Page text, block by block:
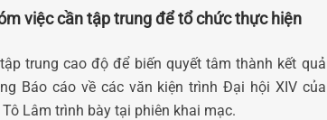
việc cần tập trung để tổ chức thực hiện
trung cao độ để biến quyết tâm thành kết quả
Báo cáo về các văn kiện trình Đại hội XIV của
Lâm trình bày tại phiên khai mạc.